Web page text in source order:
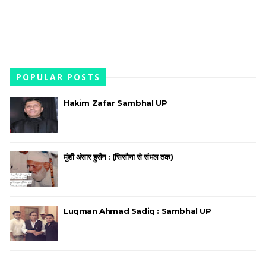
POPULAR POSTS
Hakim Zafar Sambhal UP
मुंशी अंसार हुसैन : (सिसौना से संभल तक)
Luqman Ahmad Sadiq : Sambhal UP